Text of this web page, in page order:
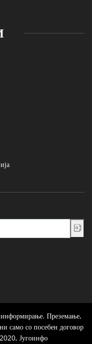
информирање. Преземање,
само со посебен договор
Југоинфо